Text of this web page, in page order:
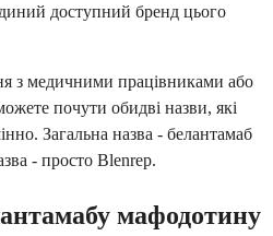
доступний бренд цього
з медичними працівниками або
почути обидві назви, які
Загальна назва - белантамаб
- просто Blenrep.
мафодотину